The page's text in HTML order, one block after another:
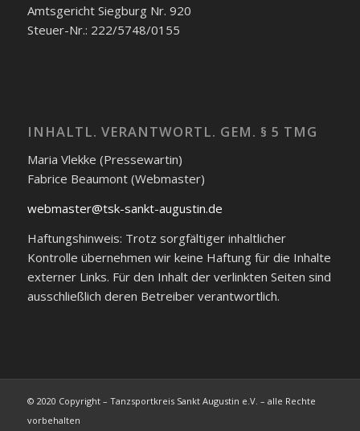
Amtsgericht Siegburg Nr. 920
Steuer-Nr.: 222/5748/0155
INHALTL. VERANTWORTL. GEM. § 5 TMG
Maria Vlekke (Pressewartin)
Fabrice Beaumont (Webmaster)
webmaster@tsk-sankt-augustin.de
Haftungshinweis: Trotz sorgfältiger inhaltlicher
Kontrolle übernehmen wir keine Haftung für die Inhalte
externer Links. Für den Inhalt der verlinkten Seiten sind
ausschließlich deren Betreiber verantwortlich.
© 2020 Copyright – Tanzsportkreis Sankt Augustin e.V. – alle Rechte
vorbehalten